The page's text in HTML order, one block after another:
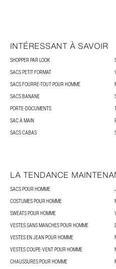
INTÉRESSANT À SAVOIR
SHOPPER PAR LOOK
SACS PETIT FORMAT
SACS FOURRE-TOUT POUR HOMME
SACS BANANE
PORTE-DOCUMENTS
SAC À MAIN
SACS CABAS
LA TENDANCE
SACS POUR HOMME
COSTUMES POUR HOMME
SWEATS POUR HOMME
VESTES SANS MANCHES POUR HOMME
VESTES EN JEAN POUR HOMME
VESTES COUPE-VENT POUR HOMME
CHAUSSURES POUR HOMME